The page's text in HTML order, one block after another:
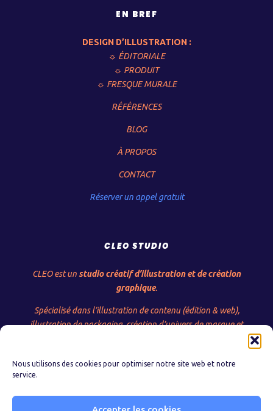
Nous utilisons des cookies pour optimiser notre site web et notre
service.
EN BREF
DESIGN D’ILLUSTRATION :
☼ ÉDITORIALE
☼ PRODUIT
☼ FRESQUE MURALE
RÉFÉRENCES
BLOG
À PROPOS
CONTACT
Réserver un appel gratuit
CLEO STUDIO
CLEO est un studio créatif d’illustration et de création
graphique.
Spécialisé dans l’illustration de contenu (édition & web),
illustration de packaging, création d’univers de marque et
Studio CréatifLudique,Éducatif &Optimiste •